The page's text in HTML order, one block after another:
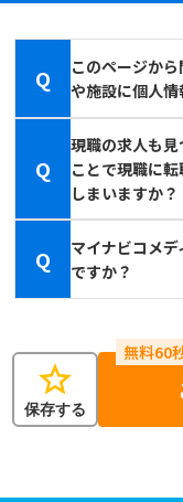
Q
このページか
や施設に個人
Q
現職の求人も
ことで現職に
しまいますか？
Q
マイナビコメ
ですか？
star
保存する